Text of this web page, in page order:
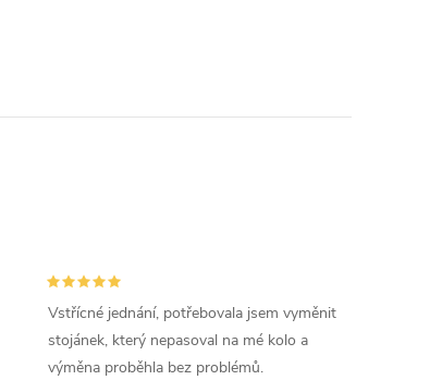
Vstřícné jednání, potřebovala jsem vyměnit
stojánek, který nepasoval na mé kolo a
výměna proběhla bez problémů.